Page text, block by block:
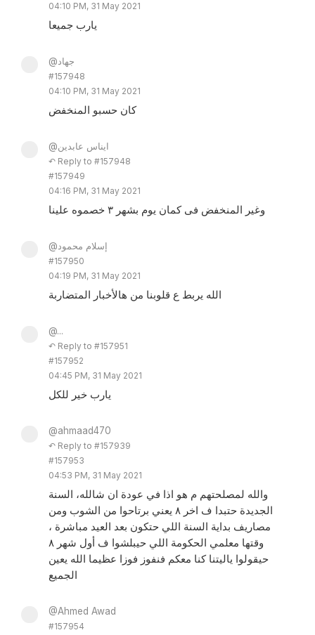
04:10 PM, 31 May 2021
يارب جميعا
@جهاد
#157948
04:10 PM, 31 May 2021
كان حسبو المنخفض
@ايناس عابدين
↶ Reply to #157948
#157949
04:16 PM, 31 May 2021
وغير المنخفض فى كمان يوم بشهر ٣ خصموه علينا
@إسلام محمود
#157950
04:19 PM, 31 May 2021
الله يربط ع قلوبنا من هالأخبار المتضاربة
@...
↶ Reply to #157951
#157952
04:45 PM, 31 May 2021
يارب خير للكل
@ahmaad470
↶ Reply to #157939
#157953
04:53 PM, 31 May 2021
والله لمصلحتهم م هو اذا في عودة ان شالله، السنة
الجديدة حتبدا ف اخر ٨ يعني برتاحوا من الشوب ومن
مصاريف بداية السنة اللي حتكون بعد العيد مباشرة ،
وقتها معلمي الحكومة اللي حيبلشوا ف أول شهر ٨
حيقولوا ياليتنا كنا معكم فنفوز فوزا عظيما الله يعين
الجميع
@Ahmed Awad
#157954